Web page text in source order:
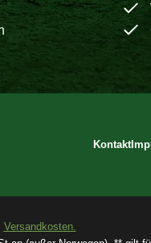
Kontakt
Versandkosten.